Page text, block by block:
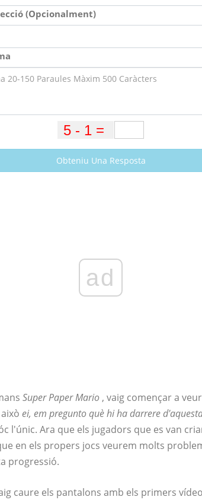
(Opcionalment)
Obteniu Una Resposta
ad
Super Paper Mario , vaig començar a
ei, em pregunto què hi ha darrere
l'únic. Ara que els jugadors que es van
en els propers jocs veurem molts
progressió.
caure els pantalons amb els primers